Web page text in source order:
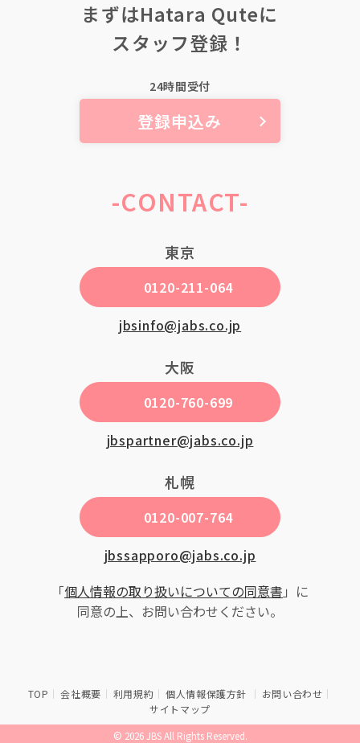
スタッフガイド
登録
企業担当者様
まずはHatara Quteに
スタッフ登録！
24時間受付
登録申込み
-CONTACT-
東京
0120-211-064
jbsinfo@jabs.co.jp
大阪
0120-760-699
jbspartner@jabs.co.jp
札幌
0120-007-764
jbssapporo@jabs.co.jp
「個人情報の取り扱いについての同意書 」に
同意の上、お問い合わせください。
TOP 会社概要 利用規約 個人情報保護方針
お問い合わせ
サイトマップ
© 2026 JBS All Rights Reserved.